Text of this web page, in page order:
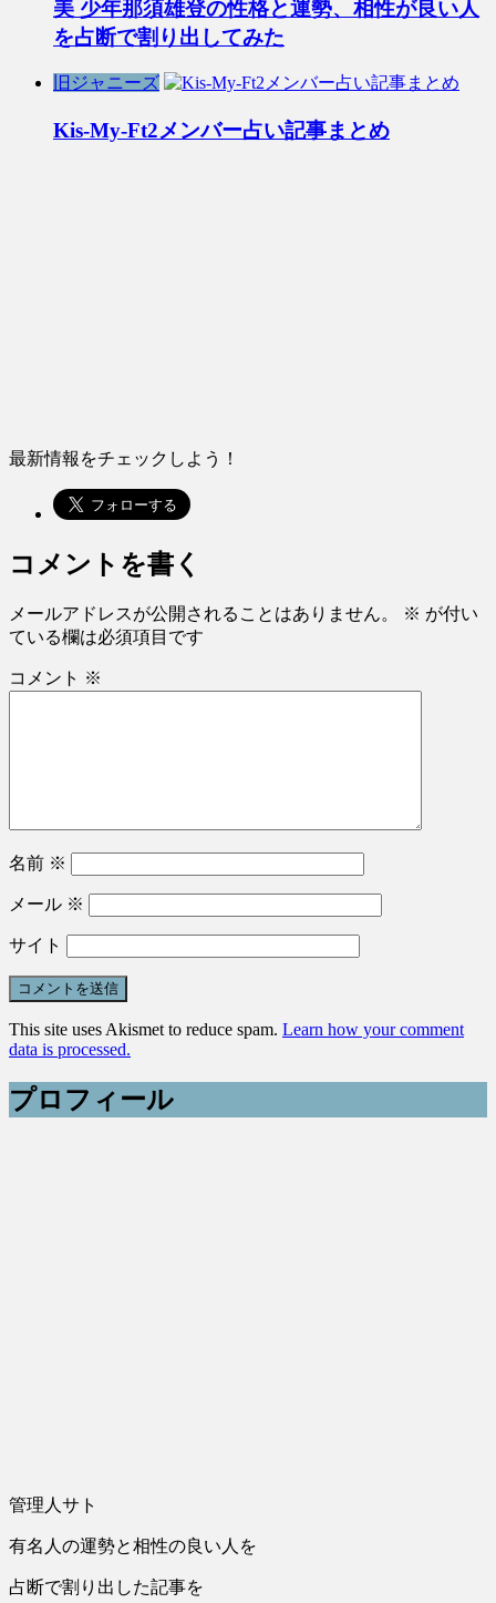
美 少年那須雄登の性格と運勢、相性が良い人
を占断で割り出してみた
旧ジャニーズ
Kis-My-Ft2メンバー占い記事まとめ
最新情報をチェックしよう！
コメントを書く
メールアドレスが公開されることはありません。 ※ が付い
ている欄は必須項目です
コメント ※
名前 ※
メール ※
サイト
This site uses Akismet to reduce spam. Learn how your comment
data is processed.
プロフィール
管理人サト
有名人の運勢と相性の良い人を
占断で割り出した記事を